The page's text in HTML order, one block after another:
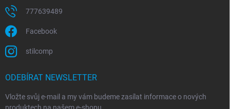
777639489
Facebook
stilcomp
ODEBÍRAT NEWSLETTER
Vložte svůj e-mail a my vám budeme zasílat informace o nových